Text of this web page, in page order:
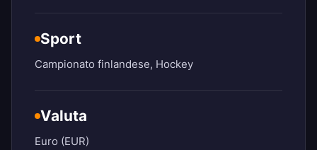
Sport
Campionato finlandese, Hockey
Valuta
Euro (EUR)